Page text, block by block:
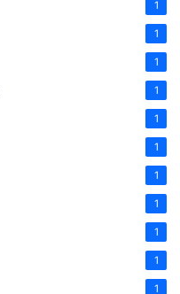
1
1
1
1
1
1
1
1
1
1
1